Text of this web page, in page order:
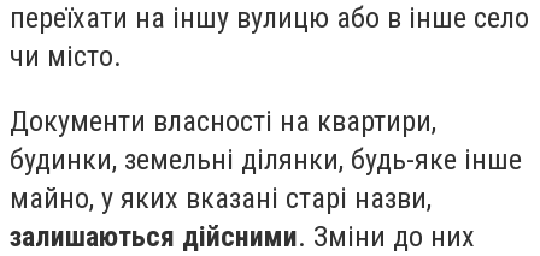
переїхати на іншу вулицю або в інше село
чи місто.
Документи власності на квартири,
будинки, земельні ділянки, будь-яке інше
майно, у яких вказані старі назви,
залишаються дійсними. Зміни до них